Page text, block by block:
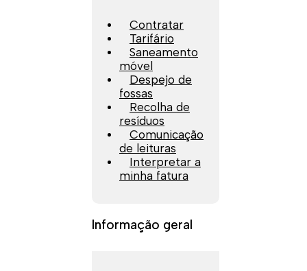
Contratar
Tarifário
Saneamento
móvel
Despejo de
fossas
Recolha de
resíduos
Comunicação
de leituras
Interpretar a
minha fatura
Informação geral